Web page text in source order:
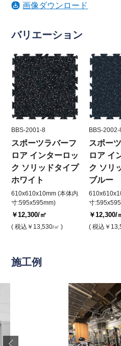
画像ダウンロード
バリエーション
BBS-2001-8
スポーツラバーフ
ロア インターロッ
ク ソリッドタイプ
ホワイト
610x610x10mm (本体内
寸:595x595mm)
￥12,300/㎡
( 税込 ￥13,530/㎡ )
BBS-2002-
スポー
ロア イ
ク ソリ
ブルー
寸
￥12,300/
( 税込 ￥
施工例